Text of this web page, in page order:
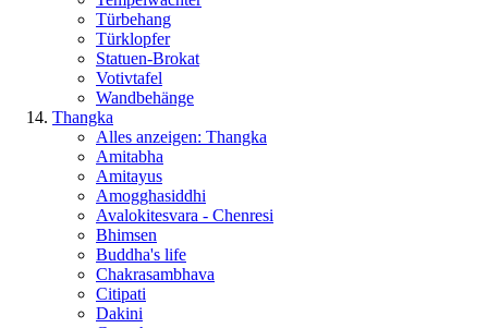
Türbehang
Türklopfer
Statuen-Brokat
Votivtafel
Wandbehänge
Thangka
Alles anzeigen: Thangka
Amitabha
Amitayus
Amogghasiddhi
Avalokitesvara - Chenresi
Bhimsen
Buddha's life
Chakrasambhava
Citipati
Dakini